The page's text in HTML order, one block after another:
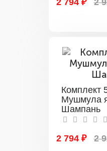
2 794 ₽ 2
Комплект
Мушмула
Шампань
2 794 ₽ 2